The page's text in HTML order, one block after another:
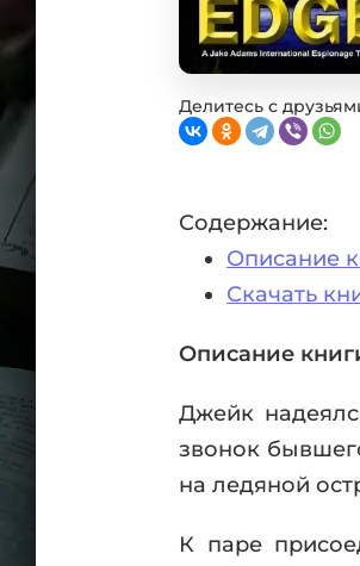
Делитесь с
Содержание:
Описание
Скачать
Описание
Джейк
звонок
на ледяной
К паре